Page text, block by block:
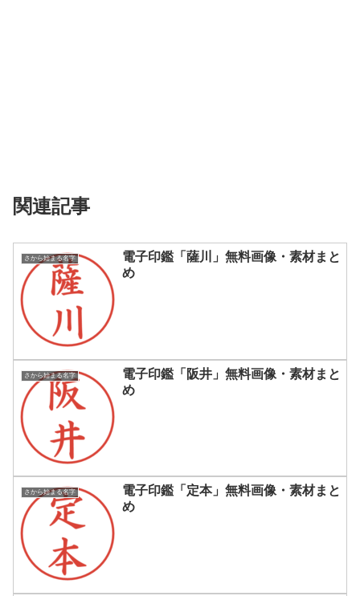
関連記事
さから始まる名字
電子印鑑「薩川」無料画像・素材まと
め
さから始まる名字
電子印鑑「阪井」無料画像・素材まと
め
さから始まる名字
電子印鑑「定本」無料画像・素材まと
め